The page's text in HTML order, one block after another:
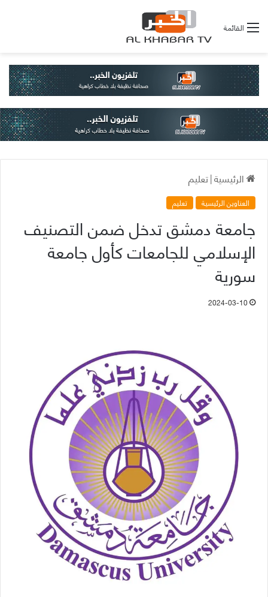
القائمة
الرئيسية|تعليم
العناوين الرئيسية تعليم
جامعة دمشق تدخل ضمن التصنيف
الإسلامي للجامعات كأول جامعة
سورية
2024-03-10